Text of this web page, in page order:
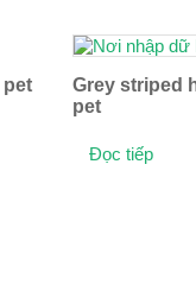
pet
Grey striped
pet
Đọc tiếp